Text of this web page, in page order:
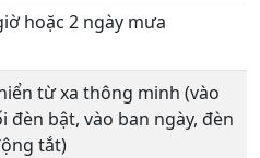
hoặc 2 ngày mưa
từ xa thông minh (vào
đèn bật, vào ban ngày, đèn
tắt)